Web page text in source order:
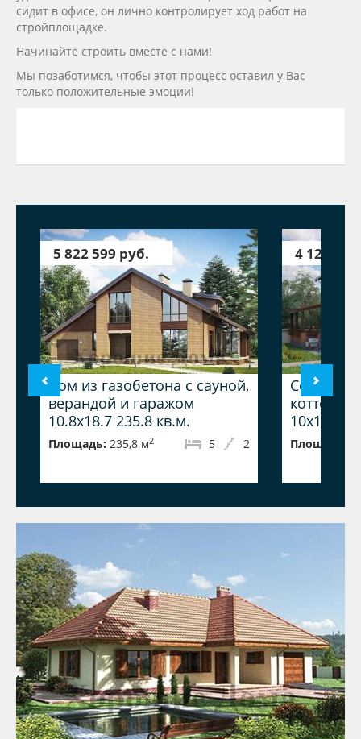
сидит в офисе, он лично контролирует ход работ на
стройплощадке.
Начинайте строить вместе с нами!
Мы позаботимся, чтобы этот процесс оставил у Вас
только положительные эмоции!
5 822 599 руб.
Дом из газобетона с сауной,
верандой и гаражом
10.8x18.7 235.8 кв.м.
Площадь: 235,8 м2 2
5
4 123
коттедж
10x12
Площадь: